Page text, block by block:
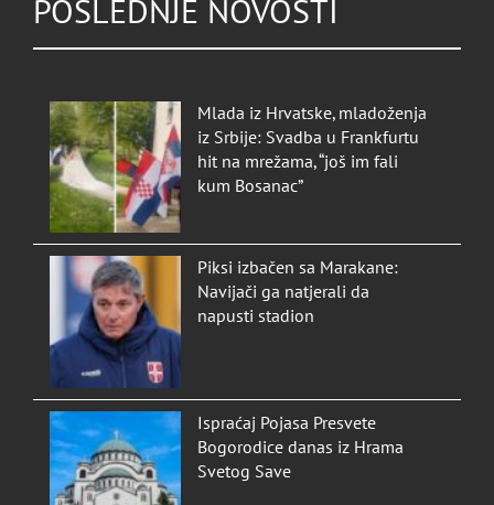
POSLEDNJE NOVOSTI
Mlada iz Hrvatske, mladoženja
iz Srbije: Svadba u Frankfurtu
hit na mrežama, “još im fali
kum Bosanac”
Piksi izbačen sa Marakane:
Navijači ga natjerali da
napusti stadion
Ispraćaj Pojasa Presvete
Bogorodice danas iz Hrama
Svetog Save